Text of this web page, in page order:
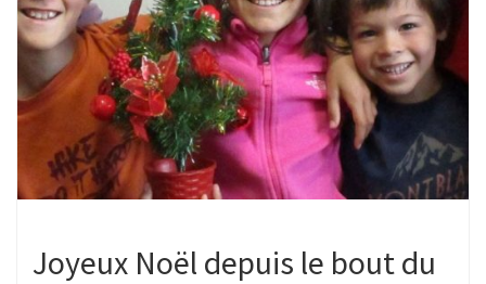
Joyeux Noël depuis le bout du